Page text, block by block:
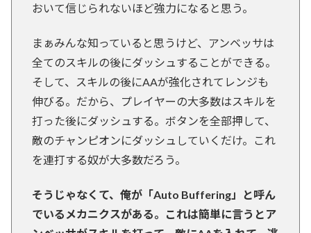
おいて信じられないほど強力になると思う。
まぁみんな知っていると思うけど、アンベッサは
全てのスキルの後にダッシュすることができる。
そして、スキルの後にAAが強化されてレンジも
伸びる。だから、プレイヤーの大多数はスキルを
打った後にダッシュする。ボタンを全部押して、
敵のチャンピオンにダッシュしていくだけ。これ
を連打する奴が大多数だろう。
そうじゃなくて、俺が「Auto Buffering」と呼ん
でいるメカニクスがある。これは簡単に言うとア